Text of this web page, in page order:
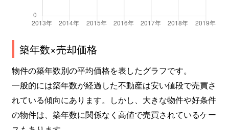
築年数×売却価格
物件の築年数別の平均価格を表したグラフです。
一般的には築年数が経過した不動産は安い値段で売買さ
れている傾向にあります。しかし、大きな物件や好条件
の物件は、築年数に関係なく高値で売買されているケー